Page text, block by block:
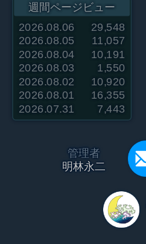
週間ページビュー
2026.08.06
29,548
2026.08.05
11,057
2026.08.04
10,191
2026.08.03
1,550
2026.08.02
10,920
2026.08.01
16,355
2026.07.31
7,443
管理者
明林永二